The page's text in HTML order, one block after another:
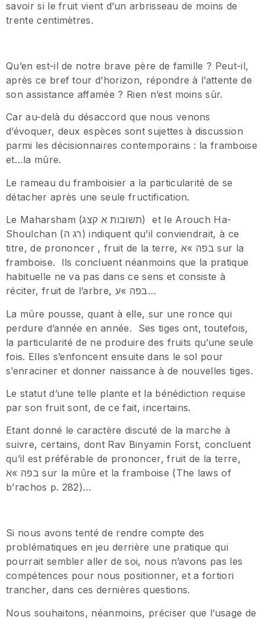
savoir si le fruit vient d’un arbrisseau de moins de
trente centimètres.
Qu’en est-il de notre brave père de famille ? Peut-il,
après ce bref tour d’horizon, répondre à l’attente de
son assistance affamée ? Rien n’est moins sûr.
Car au-delà du désaccord que nous venons
d’évoquer, deux espèces sont sujettes à discussion
parmi les décisionnaires contemporains : la framboise
et…la mûre.
Le rameau du framboisier a la particularité de se
détacher après une seule fructification.
Le Maharsham (תשובות א קצג) et le Arouch Ha-
Shoulchan (רג ה) indiquent qu’il conviendrait, à ce
titre, de prononcer , fruit de la terre, בפה »א sur la
framboise. Ils concluent néanmoins que la pratique
habituelle ne va pas dans ce sens et consiste à
réciter, fruit de l’arbre, בפה »ע…
La mûre pousse, quant à elle, sur une ronce qui
perdure d’année en année. Ses tiges ont, toutefois,
la particularité de ne produire des fruits qu’une seule
fois. Elles s’enfoncent ensuite dans le sol pour
s’enraciner et donner naissance à de nouvelles tiges.
Le statut d’une telle plante et la bénédiction requise
par son fruit sont, de ce fait, incertains.
Etant donné le caractère discuté de la marche à
suivre, certains, dont Rav Binyamin Forst, concluent
qu’il est préférable de prononcer, fruit de la terre,
בפה »א sur la mûre et la framboise (The laws of
b’rachos p. 282)…
Si nous avons tenté de rendre compte des
problématiques en jeu derrière une pratique qui
pourrait sembler aller de soi, nous n’avons pas les
compétences pour nous positionner, et a fortiori
trancher, dans ces dernières questions.
Nous souhaitons, néanmoins, préciser que l’usage de